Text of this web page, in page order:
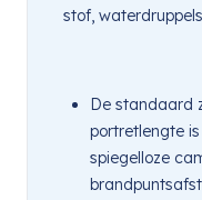
stof,
De standaard
portretlengte
spiegelloze